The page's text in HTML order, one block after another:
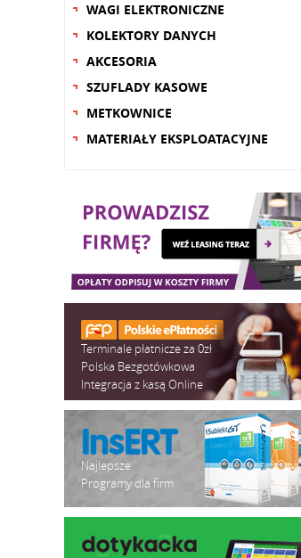
WAGI ELEKTRONICZNE
KOLEKTORY DANYCH
AKCESORIA
SZUFLADY KASOWE
METKOWNICE
MATERIAŁY EKSPLOATACYJNE
Terminale płatnicze za 0zł
Polska Bezgotówkowa
Integracja z kasą Online
Najlepsze
Programy dla firm